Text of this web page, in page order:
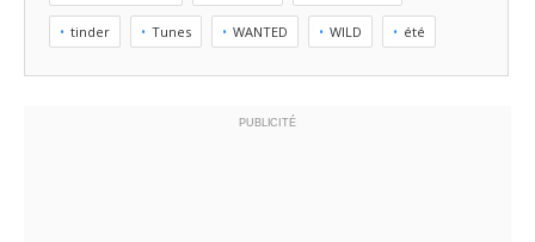
tinder Tunes WANTED WILD été
PUBLICITÉ